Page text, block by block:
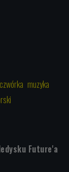
czwórka muzyka
Future'a